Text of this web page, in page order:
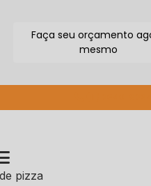
Faça seu orçamento
mesmo
pizza